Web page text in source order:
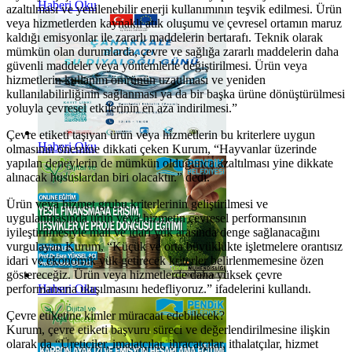
Haberi Oku
Haberi Oku
Haberi Oku
azaltılması ve yenilenebilir enerji kullanımının teşvik edilmesi. Ürün
veya hizmetlerden kaynaklı atık oluşumu ve çevresel ortamın maruz
kaldığı emisyonlar ile zararlı maddelerin bertarafı. Teknik olarak
mümkün olan durumlarda, çevre ve sağlığa zararlı maddelerin daha
güvenli maddeler veya yöntemlerle değiştirilmesi. Ürün veya
hizmetlerin kullanım ömrünün uzatılması ve yeniden
kullanılabilirliğinin sağlanması ya da bir başka ürüne dönüştürülmesi
yoluyla çevresel etkilerinin en aza indirilmesi.”
Çevre etiketi taşıyan ürün veya hizmetlerin bu kriterlere uygun
olmasının önemine dikkati çeken Kurum, “Hayvanlar üzerinde
yapılan deneylerin de mümkün olduğunca azaltılması yine dikkate
alınacak hususlardan biri olacaktır.” dedi.
Ürün veya hizmet grubu kriterlerinin geliştirilmesi ve
uygulanmasında ürün veya hizmetin çevresel performansının
iyileştirilmesiyle mali ve idari yük arasında denge sağlanacağını
vurgulayan Kurum, “Küçük ve orta büyüklükte işletmelere orantısız
idari ve ekonomik yük getirecek kriterler belirlenmemesine özen
göstereceğiz. Ürün veya hizmetlerde daha yüksek çevre
performansına ulaşılmasını hedefliyoruz.” ifadelerini kullandı.
Çevre etiketine kimler müracaat edebilecek?
Kurum, çevre etiketi başvuru süreci ve değerlendirilmesine ilişkin
olarak da “Üreticiler, imalatçılar, ihracatçılar, ithalatçılar, hizmet